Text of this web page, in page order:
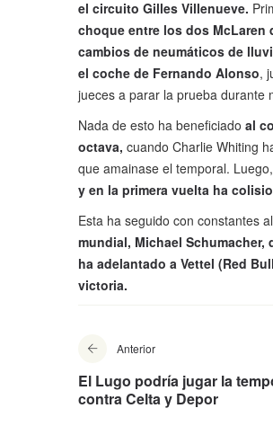
el circuito Gilles Villenueve.
choque entre los dos McLaren
cambios de neumáticos de
el coche de Fernando Alonso,
jueces a parar la prueba durante
Nada de esto ha beneficiado al
octava, cuando Charlie Whiting
que amainase el temporal.
y en la primera vuelta ha
Esta ha seguido con constantes
mundial, Michael
ha adelantado a Vettel (Red
victoria.
Anterior
El Lugo podría jugar la
contra Celta y Depor